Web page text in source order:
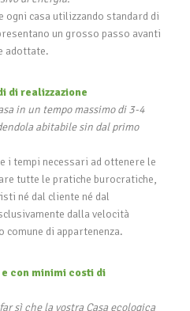
casa utilizzando standard di
un grosso passo avanti
adottate.
di realizzazione
in un tempo massimo di 3-4
abitabile sin dal primo
i tempi necessari ad ottenere le
tutte le pratiche burocratiche,
né dal cliente né dal
dalla velocità
di appartenenza.
con minimi costi di
sì che la vostra Casa ecologica